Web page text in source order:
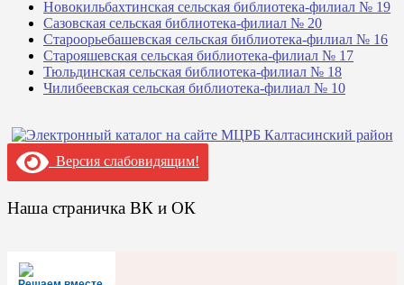
Новокильбахтинская сельская библиотека-филиал № 19
Сазовская сельская библиотека-филиал № 20
Староорьебашевская сельская библиотека-филиал № 16
Старояшевская сельская библиотека-филиал № 17
Тюльдинская сельская библиотека-филиал № 18
Чилибеевская сельская библиотека-филиал № 10
Версия слабовидящим!
Наша страничка ВК и ОК